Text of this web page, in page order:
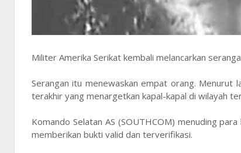
Militer Amerika Serikat kembali melancarkan
Serangan itu menewaskan empat orang. Menurut
terakhir yang menargetkan kapal-kapal di wilayah
Komando Selatan AS (SOUTHCOM) menuding
memberikan bukti valid dan terverifikasi.